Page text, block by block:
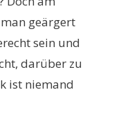
geärgert
sein und
darüber zu
ist niemand